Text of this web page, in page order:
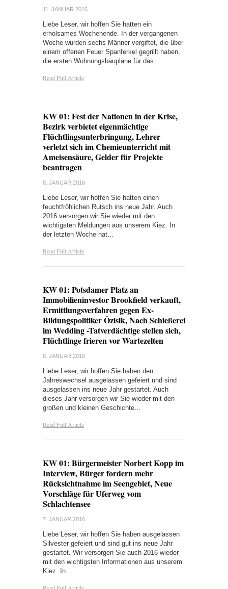
11. JANUAR 2016
Liebe Leser, wir hoffen Sie hatten ein
erholsames Wochenende. In der vergangenen
Woche wurden sechs Männer vergiftet, die über
einem offenen Feuer Spanferkel gegrillt haben,
die ersten Wohnungsbaupläne für das…
Read Full Article
KW 01: Fest der Nationen in der Krise,
Bezirk verbietet eigenmächtige
Flüchtlingsunterbringung, Lehrer
verletzt sich im Chemieunterricht mit
Ameisensäure, Gelder für Projekte
beantragen
8. JANUAR 2016
Liebe Leser, wir hoffen Sie hatten einen
feuchtfröhlichen Rutsch ins neue Jahr. Auch
2016 versorgen wir Sie wieder mit den
wichtigsten Meldungen aus unserem Kiez. In
der letzten Woche hat…
Read Full Article
KW 01: Potsdamer Platz an
Immobilieninvestor Brookfield verkauft,
Ermittlungsverfahren gegen Ex-
Bildungspolitiker Özisik, Nach Schießerei
im Wedding -Tatverdächtige stellen sich,
Flüchtlinge frieren vor Wartezelten
8. JANUAR 2016
Liebe Leser, wir hoffen Sie haben den
Jahreswechsel ausgelassen gefeiert und sind
ausgelassen ins neue Jahr gestartet. Auch
dieses Jahr versorgen wir Sie wieder mit den
großen und kleinen Geschichte…
Read Full Article
KW 01: Bürgermeister Norbert Kopp im
Interview, Bürger fordern mehr
Rücksichtnahme im Seengebiet, Neue
Vorschläge für Uferweg vom
Schlachtensee
7. JANUAR 2016
Liebe Leser, wir hoffen Sie haben ausgelassen
Silvester gefeiert und sind gut ins neue Jahr
gestartet. Wir versorgen Sie auch 2016 wieder
mit den wichtigsten Informationen aus unserem
Kiez. In…